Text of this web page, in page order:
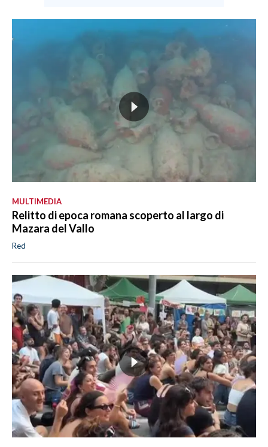
MULTIMEDIA
Relitto di epoca romana scoperto al largo di
Mazara del Vallo
Red